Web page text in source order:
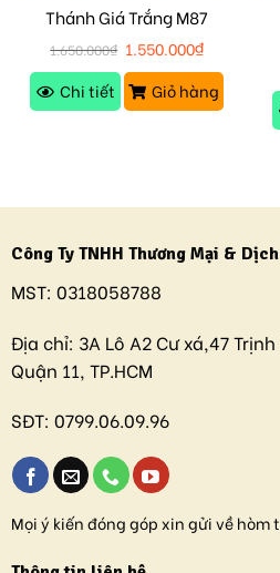
Thánh Giá Trắng M87
1.650.000₫ 1.550.000₫
Chi tiết
Giỏ hàng
Công Ty TNHH Thương Mại &
MST: 0318058788
Địa chỉ: 3A Lô A2 Cư xá,47
Quận 11, TP.HCM
SĐT: 0799.06.09.96
Mọi ý kiến đóng góp xin gửi về hòm